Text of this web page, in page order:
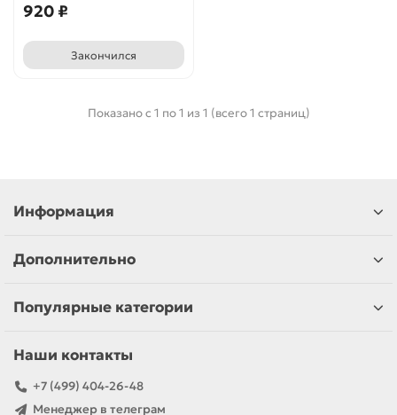
920 ₽
Закончился
Показано с 1 по 1 из 1 (всего 1 страниц)
Информация
Дополнительно
Популярные категории
Наши контакты
+7 (499) 404-26-48
Менеджер в телеграм